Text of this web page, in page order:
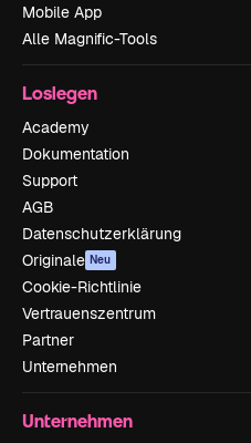
Mobile App
Alle Magnific-Tools
Loslegen
Academy
Dokumentation
Support
AGB
Datenschutzerklärung
Originale Neu
Cookie-Richtlinie
Vertrauenszentrum
Partner
Unternehmen
Unternehmen